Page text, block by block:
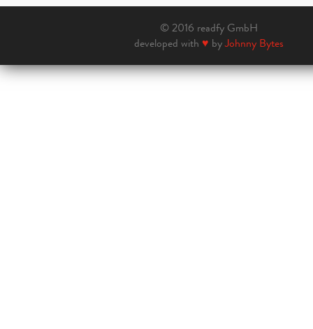
© 2016 readfy GmbH
developed with ♥ byJohnny Bytes